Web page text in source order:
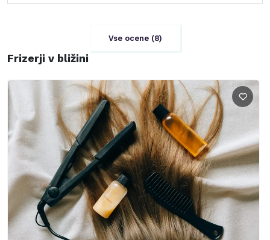
Vse ocene (8)
Frizerji v bližini